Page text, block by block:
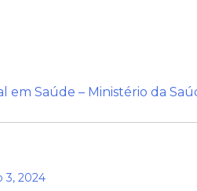
em Saúde – Ministério da
3, 2024